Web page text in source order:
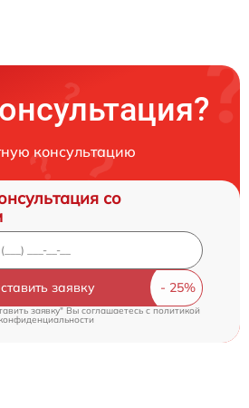
консультацию
со
заявку
заявку" Вы соглашаетесь cполитикой